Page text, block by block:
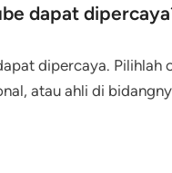
dapat
dipercaya. Pilihlah
atau ahli di